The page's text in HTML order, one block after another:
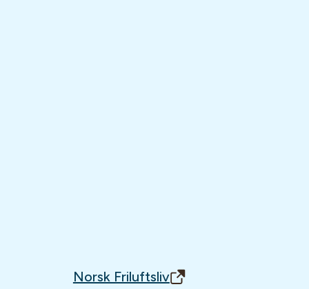
Norsk Friluftsliv